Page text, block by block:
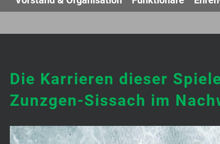
Die Karrieren dieser
Zunzgen-Sissach im